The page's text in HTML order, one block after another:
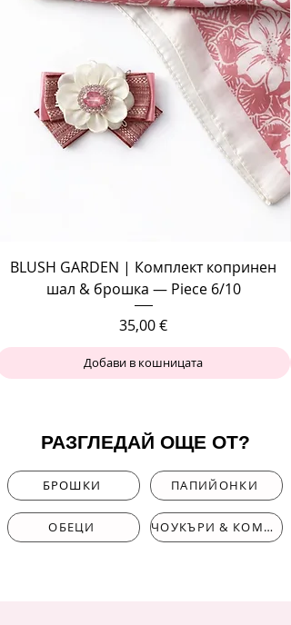
BLUSH GARDEN | Комплект копринен
шал & брошка — Piece 6/10
Цена
35,00 €
Добави в кошницата
РАЗГЛЕДАЙ ОЩЕ ОТ?
БРОШКИ ПАПИЙОНКИ
ОБЕЦИ ЧОУКЪРИ & КОМПЛЕКТИ